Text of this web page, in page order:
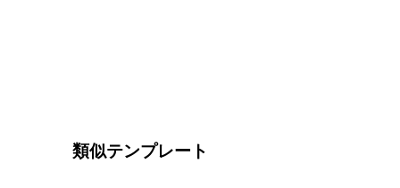
類似テンプレート